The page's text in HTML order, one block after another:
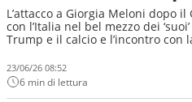
L’attacco a Giorgia Meloni dopo
con l’Italia nel bel mezzo dei
Trump e il calcio e l’incontro con
23/06/26 08:52
6 min di lettura